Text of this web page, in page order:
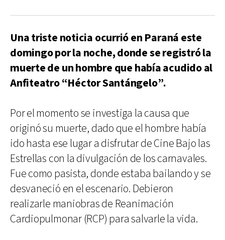
Una triste noticia ocurrió en Paraná este
domingo por la noche, donde se registró la
muerte de un hombre que había acudido al
Anfiteatro “Héctor Santángelo”.
Por el momento se investiga la causa que
originó su muerte, dado que el hombre había
ido hasta ese lugar a disfrutar de Cine Bajo las
Estrellas con la divulgación de los carnavales.
Fue como pasista, donde estaba bailando y se
desvaneció en el escenario. Debieron
realizarle maniobras de Reanimación
Cardiopulmonar (RCP) para salvarle la vida.